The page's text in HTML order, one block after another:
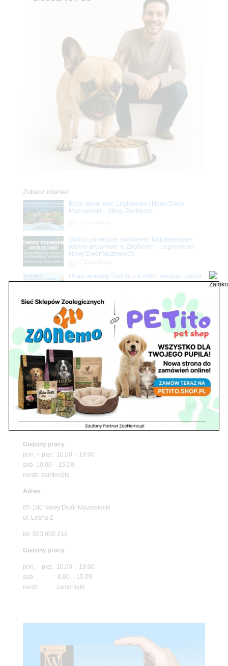
Zobacz również
Ryby akwariowe Legionowo i Nowy Dwór
Mazowiecki – Sklep ZooNemo
Stwórz podwodne arcydzieło: Najpiękniejsze
rośliny akwariowe w ZooNemo – Legionowo i
Nowy Dwór Mazowiecki
Upały wracają! Zadbaj o komfort swojego pupila
z matami chłodzącymi ZooNemo
Z Życia Sklepu
Petito Pet Shop – Internetowy Sklep Zoologiczny
Online! Wszystko Dla Twojego Pupila | ZooNemo
Znajdź nas
Adres
05-120 Legionowo
ul. Piłsudskiego 31,
pawilon 134
Godziny pracy
pon. – piąt. 10.00 – 19.00
sob. 10.00 – 15.00
niedz. zamknięte
Adres
05-100 Nowy Dwór Mazowiecki
ul. Leśna 2
tel. 503 900 215
Godziny pracy
pon. – piąt. 10.00 – 19.00
sob. 8.00 – 15.00
niedz. zamknięte